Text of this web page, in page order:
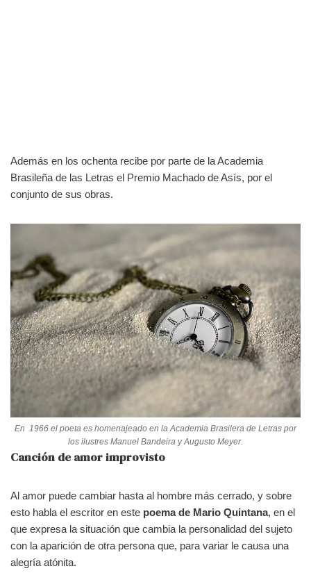
Además en los ochenta recibe por parte de la Academia
Brasileña de las Letras el Premio Machado de Asís, por el
conjunto de sus obras.
En 1966 el poeta es homenajeado en la Academia Brasilera de Letras por
los ilustres Manuel Bandeira y Augusto Meyer.
Canción de amor improvisto
Al amor puede cambiar hasta al hombre más cerrado, y sobre
esto habla el escritor en este poema de Mario Quintana, en el
que expresa la situación que cambia la personalidad del sujeto
con la aparición de otra persona que, para variar le causa una
alegría atónita.